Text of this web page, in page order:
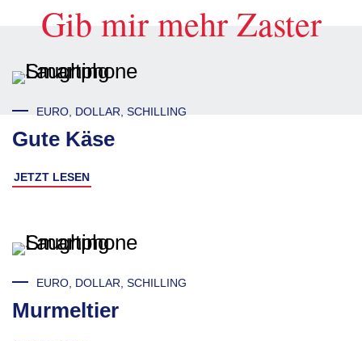
Gib mir mehr Zaster
EURO, DOLLAR, SCHILLING
Gute Käse
JETZT LESEN
EURO, DOLLAR, SCHILLING
Murmeltier